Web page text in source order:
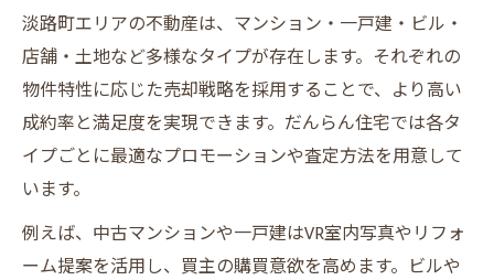
淡路町エリアの不動産は、マンション・一戸建・ビル・
店舗・土地など多様なタイプが存在します。それぞれの
物件特性に応じた売却戦略を採用することで、より高い
成約率と満足度を実現できます。だんらん住宅では各タ
イプごとに最適なプロモーションや査定方法を用意して
います。
例えば、中古マンションや一戸建はVR室内写真やリフォ
ーム提案を活用し、買主の購買意欲を高めます。ビルや